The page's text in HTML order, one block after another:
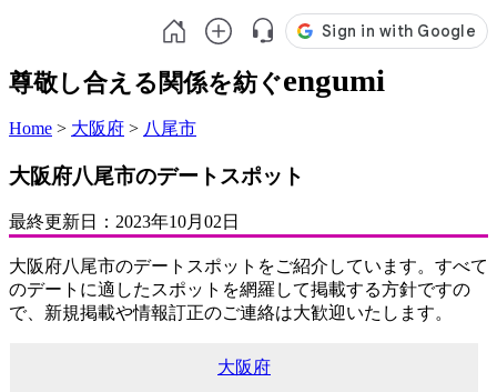
尊敬し合える関係を紡ぐengumi
Home > 大阪府 > 八尾市
大阪府八尾市のデートスポット
最終更新日： 2023年10月02日
大阪府八尾市のデートスポットをご紹介しています。すべて
のデートに適したスポットを網羅して掲載する方針ですの
で、新規掲載や情報訂正のご連絡は大歓迎いたします。
大阪府